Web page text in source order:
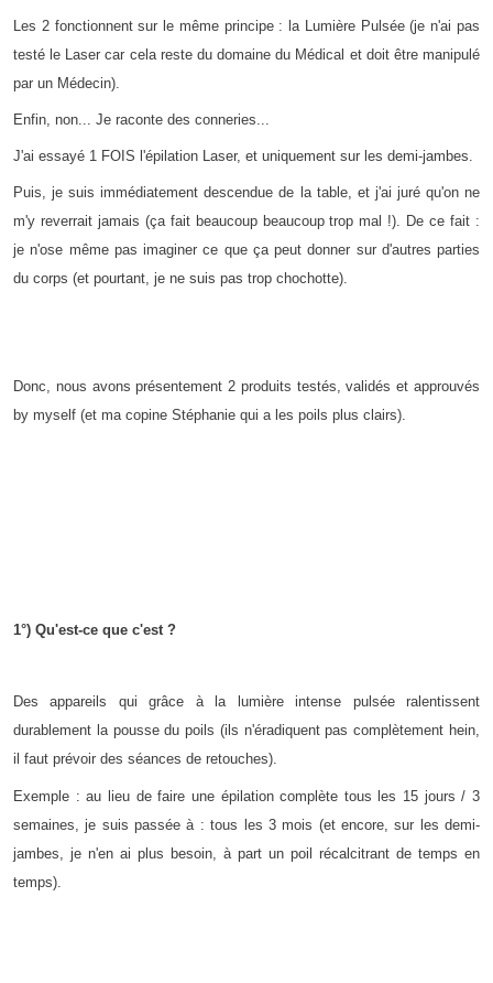
Les 2 fonctionnent sur le même principe : la Lumière Pulsée (je n'ai pas
testé le Laser car cela reste du domaine du Médical et doit être manipulé
par un Médecin).
Enfin, non... Je raconte des conneries...
J'ai essayé 1 FOIS l'épilation Laser, et uniquement sur les demi-jambes.
Puis, je suis immédiatement descendue de la table, et j'ai juré qu'on ne
m'y reverrait jamais (ça fait beaucoup beaucoup trop mal !). De ce fait :
je n'ose même pas imaginer ce que ça peut donner sur d'autres parties
du corps (et pourtant, je ne suis pas trop chochotte).
Donc, nous avons présentement 2 produits testés, validés et approuvés
by myself (et ma copine Stéphanie qui a les poils plus clairs).
1°) Qu'est-ce que c'est ?
Des appareils qui grâce à la lumière intense pulsée ralentissent
durablement la pousse du poils (ils n'éradiquent pas complètement hein,
il faut prévoir des séances de retouches).
Exemple : au lieu de faire une épilation complète tous les 15 jours / 3
semaines, je suis passée à : tous les 3 mois (et encore, sur les demi-
jambes, je n'en ai plus besoin, à part un poil récalcitrant de temps en
temps).